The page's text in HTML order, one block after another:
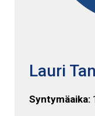
Lauri
Syntymäaika: